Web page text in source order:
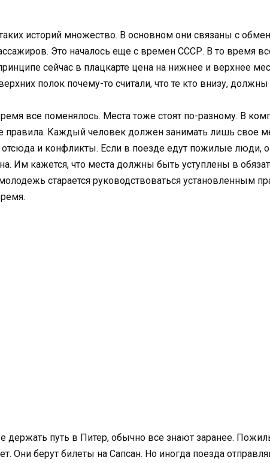
историй множество. В основном они связаны с
Это началось еще с времен СССР. В то время
сейчас в плацкарте цена на нижнее и верхнее
полок почему-то считали, что те кто внизу, должны
все поменялось. Места тоже стоят по-разному. В
правила. Каждый человек должен занимать лишь свое
отсюда и конфликты. Если в поезде едут пожилые люди,
Им кажется, что места должны быть уступлены в
старается руководствоваться установленным
держать путь в Питер, обычно все знают заранее.
Они берут билеты на Сапсан. Но иногда поезда